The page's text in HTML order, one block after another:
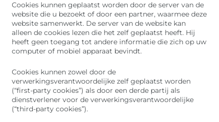
Cookies kunnen geplaatst worden door de server van de
website die u bezoekt of door een partner, waarmee deze
website samenwerkt. De server van de website kan
alleen de cookies lezen die het zelf geplaatst heeft. Hij
heeft geen toegang tot andere informatie die zich op uw
computer of mobiel apparaat bevindt.
Cookies kunnen zowel door de
verwerkingsverantwoordelijke zelf geplaatst worden
(“first-party cookies”) als door een derde partij als
dienstverlener voor de verwerkingsverantwoordelijke
(“third-party cookies”).